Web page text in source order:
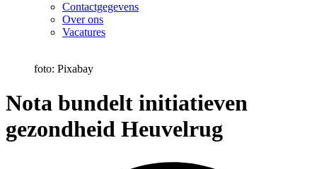
Contactgegevens
Over ons
Vacatures
foto: Pixabay
Nota bundelt initiatieven
gezondheid Heuvelrug